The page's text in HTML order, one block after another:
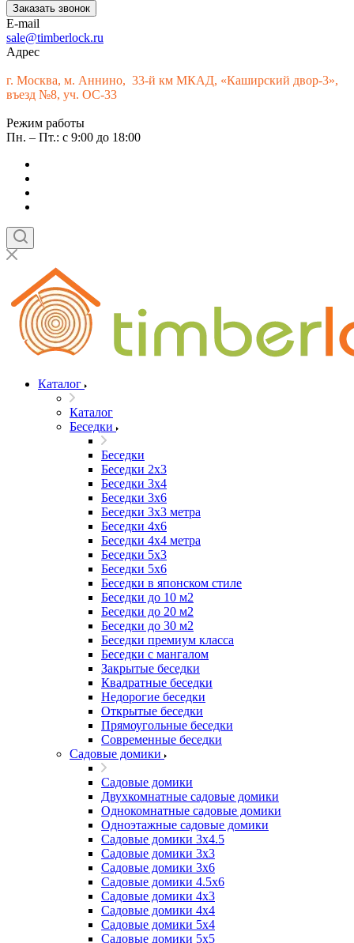
Заказать звонок
E-mail
sale@timberlock.ru
Адрес
г. Москва, м. Аннино, 33-й км МКАД, «Каширский двор-3»,
въезд №8, уч. ОС-33
Режим работы
Пн. – Пт.: с 9:00 до 18:00
Каталог
Каталог
Беседки
Беседки
Беседки 2x3
Беседки 3x4
Беседки 3x6
Беседки 3х3 метра
Беседки 4x6
Беседки 4х4 метра
Беседки 5x3
Беседки 5x6
Беседки в японском стиле
Беседки до 10 м2
Беседки до 20 м2
Беседки до 30 м2
Беседки премиум класса
Беседки с мангалом
Закрытые беседки
Квадратные беседки
Недорогие беседки
Открытые беседки
Прямоугольные беседки
Современные беседки
Садовые домики
Садовые домики
Двухкомнатные садовые домики
Однокомнатные садовые домики
Одноэтажные садовые домики
Садовые домики 3x4.5
Садовые домики 3х3
Садовые домики 3х6
Садовые домики 4.5x6
Садовые домики 4x3
Садовые домики 4x4
Садовые домики 5х4
Садовые домики 5х5